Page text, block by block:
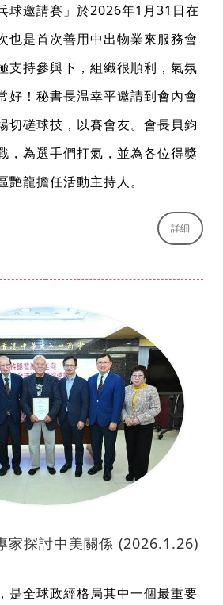
球邀請賽」於2026年1月31日在
也是首次善用中出物業來服務會
支持參與下，組織很順利，氣氛
好！秘書長温幸平邀請到會內會
切磋球技，以賽會友。會長貝鈞
，為選手們打氣，並為各位得獎
龍擔任活動主持人。
詳細
家探討中美關係 (2026.1.26)
是全球政經格局其中一個最重要